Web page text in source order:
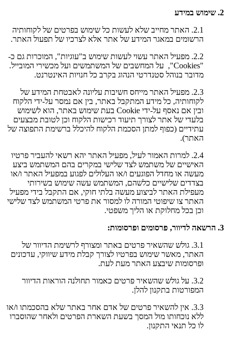
2. שימוש במידע
2.1. האתר מחייב שלא לעשות כל שימוש בפרטים של לקוחותיה
הרשומים במאגר המידע של אתר אלא לצרכיו של תפעול האתר.
2.2. מפעיל האתר עשוי לעשות שימוש ב"עוגיות", המוכרות גם כ-
"Cookies", על המחשבים של המשתמשים ועל מכשירי המובייל.
מדובר בנוהל סטנדרטי הנהוג בקרב כל חנויות האינטרנט.
2.3. מפעיל האתר מייחס חשיבות עליונה לאבטחת המידע של
לקוחותיה, כל מידע המתקבל באתר, בין אם נמסר על-ידי הלקוח
ובין אם נאסף על-ידי Cookie בעת שימוש באתר, הוא לשימוש
בלעדי של אתר לצורך תיעוד רכישות הלקוח וכן לטובת מבצעים
עתידיים (כפוף למתן הסכמת הלקוח להיכלל ברשימת התפוצה של
האתר).
2.4. למרות האמור לעיל, מפעיל האתר יהא רשאי להעביר פרטיו
האישיים של משתמש לצד שלישי במקרים בהם המשתמש ביצע
מעשה או מחדל הפוגעים ו/או העלולים לפגוע במפעיל האתר ו/או
בצדדים שלישיים כלשהם, המשתמש עשה שימוש בשירותי
מעפילת האתר לביצוע מעשה בלתי חוקי, אם התקבל בידי מפעיל
האתר צו שיפוטי המורה לו למסור את פרטי המשתמש לצד שלישי
וכן בכל מחלוקת או הליך משפטי.
3. הרשאה לדיוור, פרסומים ופרסומות:
3.1. גולש שהשאיר פרטים באתר ומצורף לרשימת הדיוור של
האתר, מאשר שימוש בפרטיו לצורך קבלת מידע שיווקי, עדכונים
ופרסומות שיבצע האתר מעת לעת.
3.2. על גולש שהשאיר פרטים כאמור תחולנה הוראות הדיוור
המפורטות בתקנון להלן.
3.3. אין להשאיר פרטים של אדם אחר באתר שלא בהסכמתו ו/או
ללא נוכחותו מול המסך בשעת השארת הפרטים ולאחר שהוסברו
לו כל תנאי התקנון.